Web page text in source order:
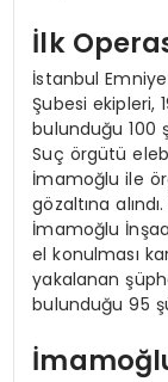
İlk
İstanbul
Şubesi ekipleri,
bulunduğu 100
Suç örgütü
İmamoğlu ile
gözaltına
İmamoğlu
el konulması
yakalanan
bulunduğu 95